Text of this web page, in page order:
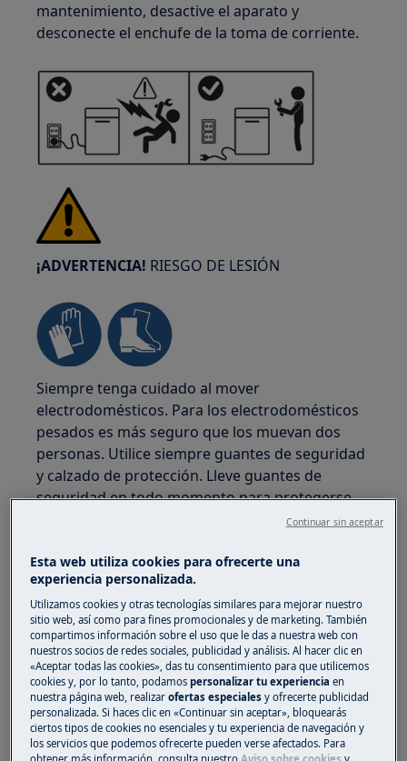
mantenimiento, desactive el aparato y
desconecte el enchufe de la toma de corriente.
¡ADVERTENCIA! RIESGO DE LESIÓN
Siempre tenga cuidado al mover
electrodomésticos. Para los electrodomésticos
pesados es más seguro que los muevan dos
personas. Utilice siempre guantes de seguridad
y calzado de protección. Lleve guantes de
seguridad en todo momento para protegerse
¡ADVERTENCIA!RIESGO DE LESIONES
OCULARES
Esta web utiliza cookies para ofrecerte una
experiencia personalizada.
Utilizamos cookies y otras tecnologías similares para mejorar nuestro
sitio web, así como para fines promocionales y de marketing. También
compartimos información sobre el uso que le das a nuestra web con
nuestros socios de redes sociales, publicidad y análisis. Al hacer clic en
«Aceptar todas las cookies», das tu consentimiento para que utilicemos
cookies y, por lo tanto, podamospersonalizar tu experienciaen
nuestra página web, realizarofertas especiales y ofrecerte publicidad
personalizada. Si haces clic en «Continuar sin aceptar», bloquearás
ciertos tipos de cookies no esenciales y tu experiencia de navegación y
los servicios que podemos ofrecerte pueden verse afectados. Para
obtener más información, consulta nuestroAviso sobre cookies y
Continuar sin aceptar